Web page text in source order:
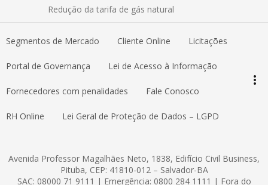
Redução da tarifa de gás natural
Segmentos de Mercado Cliente Online Licitações
Portal de Governança Lei de Acesso à Informação
Fornecedores com penalidades Fale Conosco
RH Online Lei Geral de Proteção de Dados – LGPD
more_vert
Avenida Professor Magalhães Neto, 1838, Edifício Civil Business,
Pituba, CEP: 41810-012 – Salvador-BA
SAC: 08000 71 9111 | Emergência: 0800 284 1111 | Fora do